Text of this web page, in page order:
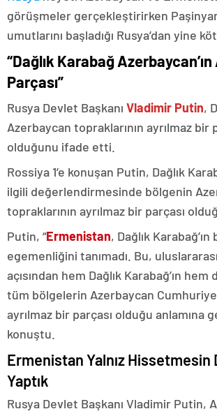
görüşmeler gerçekleştirirken
umutlarını başladığı Rusya’dan yine
“Dağlık Karabağ
Parçası”
Rusya Devlet Başkanı Vladimir Putin,
Azerbaycan topraklarının ayrılmaz bir
olduğunu ifade etti.
Rossiya 1’e konuşan Putin, Dağlık
ilgili değerlendirmesinde bölgenin
topraklarının ayrılmaz bir parçası
Putin, “Ermenistan, Dağlık Karabağ’ın
egemenliğini tanımadı. Bu,
açısından hem Dağlık Karabağ’ın
tüm bölgelerin Azerbaycan
ayrılmaz bir parçası olduğu anlamına
konuştu.
Ermenistan Yalnız Hissetmesin
Yaptık
Rusya Devlet Başkanı Vladimir Putin,